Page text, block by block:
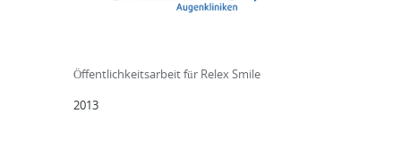
Öffentlichkeitsarbeit für Relex Smile
2013